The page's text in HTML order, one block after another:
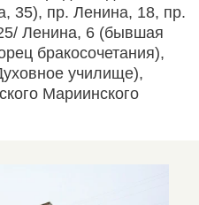
35), пр. Ленина, 18, пр.
Ленина, 6 (бывшая
бракосочетания),
училище),
Мариинского